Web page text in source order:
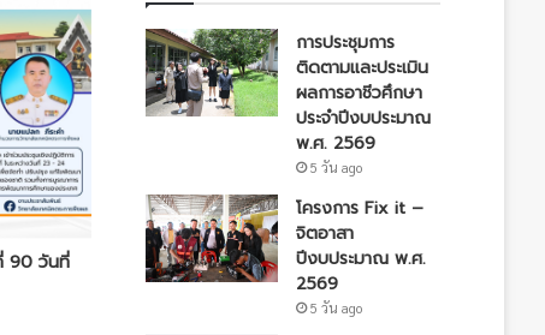
90 วันที่
การประชุมการ
ติดตามและประเมิน
ผลการอาชีวศึกษา
ประจำปีงบประมาณ
พ.ศ. 2569
5 วัน ago
โครงการ Fix it –
จิตอาสา
ปีงบประมาณ พ.ศ.
2569
5 วัน ago